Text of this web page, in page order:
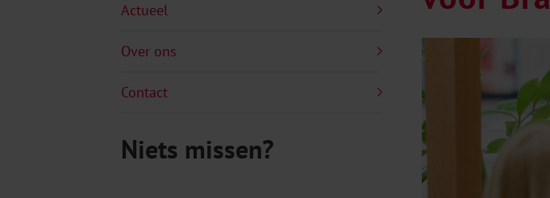
Actueel
Over ons
Contact
Niets missen?